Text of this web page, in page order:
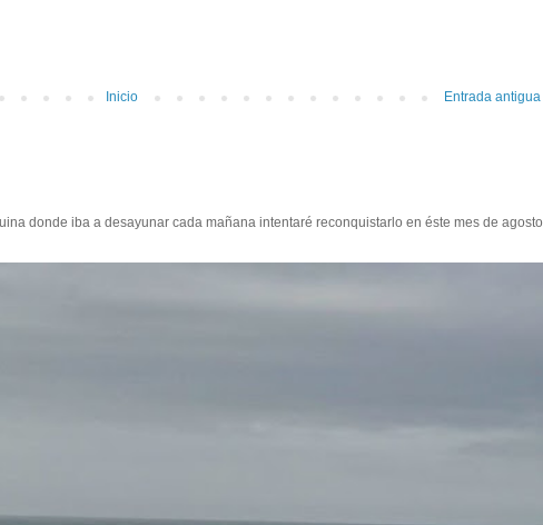
Entrada antigua
Inicio
donde iba a desayunar cada mañana intentaré reconquistarlo en éste mes de agosto